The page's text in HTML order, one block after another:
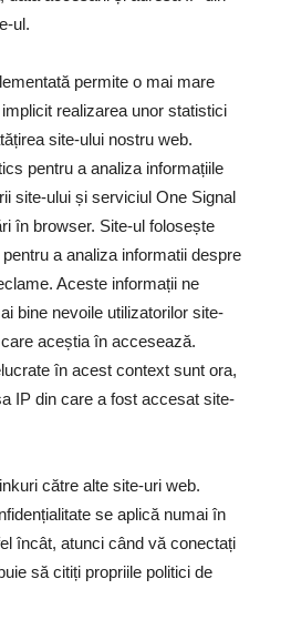
ul.
permite o mai mare
realizarea unor statistici
site-ului nostru web.
pentru a analiza informațiile
site-ului și serviciul One Signal
în browser. Site-ul folosește
pentru a analiza informatii despre
Aceste informații ne
bine nevoile utilizatorilor site-
aceștia în accesează.
în acest context sunt ora,
IP din care a fost accesat site-
către alte site-uri web.
se aplică numai în
încât, atunci când vă conectați
să citiți propriile politici de